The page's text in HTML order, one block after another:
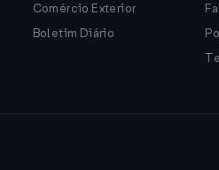
Comércio Exterior
Boletim Diário